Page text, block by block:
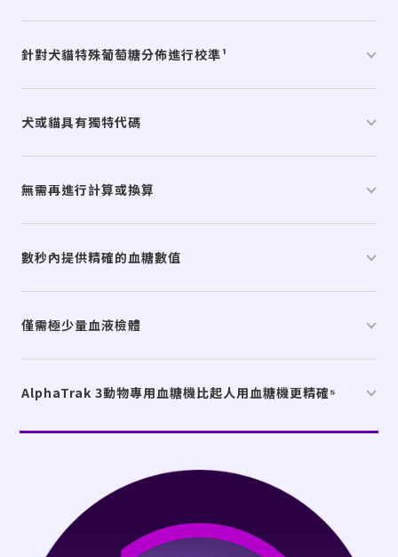
針對犬貓特殊葡萄糖分佈進行校準¹
犬或貓具有獨特代碼
無需再進行計算或換算
數秒內提供精確的血糖數值
僅需極少量血液檢體
AlphaTrak 3動物專用血糖機比起人用血糖機更精確⁵